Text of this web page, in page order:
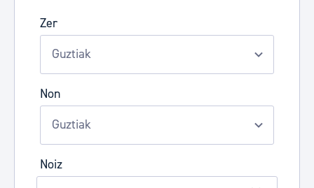
Zer
Non
Noiz